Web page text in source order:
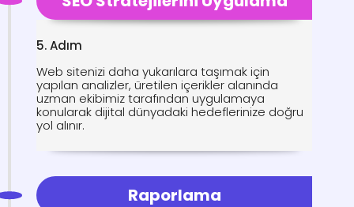
5. Adım
Web sitenizi daha yukarılara taşımak için
yapılan analizler, üretilen içerikler alanında
uzman ekibimiz tarafından uygulamaya
konularak dijital dünyadaki hedeflerinize doğru
yol alınır.
Raporlama